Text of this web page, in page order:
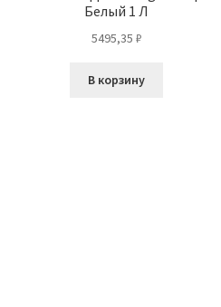
Белый 1 Л
5495,35 ₽
В корзину